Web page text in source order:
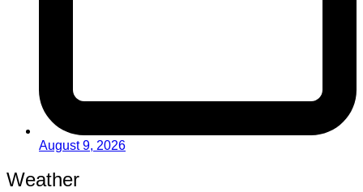
August 9, 2026
Weather